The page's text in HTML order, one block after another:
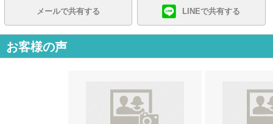
メールで共有する LINEで共有する
お客様の声